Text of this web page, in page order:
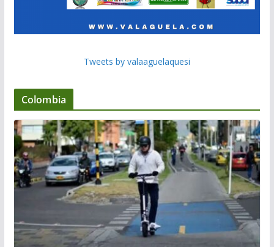
Tweets by valaaguelaquesi
Colombia